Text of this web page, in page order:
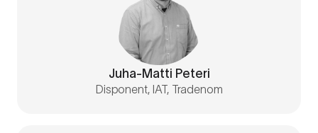
Juha-Matti Peteri
Disponent, IAT, Tradenom